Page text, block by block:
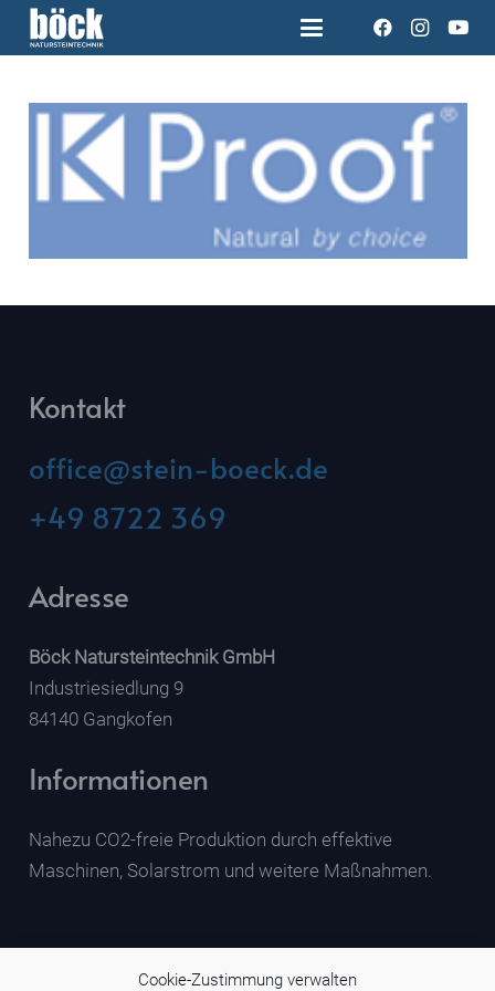
Cookie-Zustimmung verwalten
Kontakt
office@stein-boeck.de
+49 8722 369
Adresse
Böck Natursteintechnik GmbH
Industriesiedlung 9
84140 Gangkofen
Informationen
Nahezu CO2-freie Produktion durch effektive
Maschinen, Solarstrom und weitere Maßnahmen.